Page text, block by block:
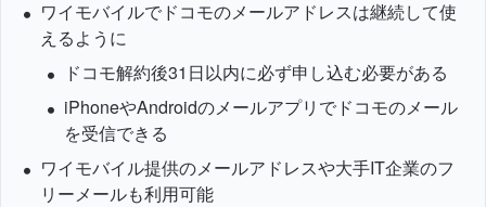
ワイモバイルでドコモのメールアドレスは継続して使
えるように
ドコモ解約後31日以内に必ず申し込む必要がある
iPhoneやAndroidのメールアプリでドコモのメール
を受信できる
ワイモバイル提供のメールアドレスや大手IT企業のフ
リーメールも利用可能